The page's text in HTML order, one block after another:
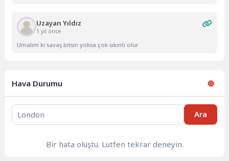
Uzayan Yıldız
1 yıl önce
Umalım ki savaş bitsin yoksa çok sıkıntı olur
Hava Durumu
Ara
Bir hata oluştu. Lütfen tekrar deneyin.